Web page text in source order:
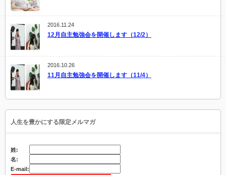
2016.11.24
12月自主勉強会を開催します（12/2）
2016.10.26
11月自主勉強会を開催します（11/4）
人生を豊かにする限定メルマガ
姓:
名:
E-mail: